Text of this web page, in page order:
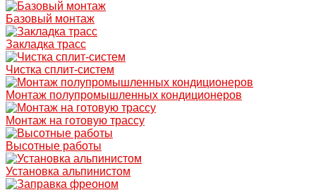
Базовый монтаж
Закладка трасс
Чистка сплит-систем
Монтаж полупромышленных кондиционеров
Монтаж на готовую трассу
Высотные работы
Установка альпинистом